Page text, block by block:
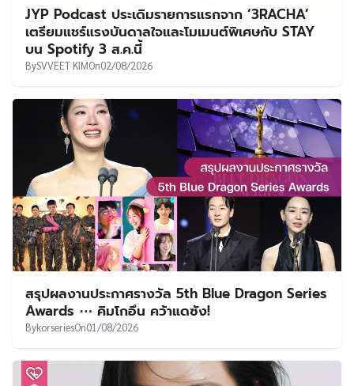
JYP Podcast ประเดิมรายการแรกจาก ‘3RACHA’
เตรียมแชร์แรงบันดาลใจและโมเมนต์พิเศษกับ STAY
บน Spotify 3 ส.ค.นี้
BySVVEET KIMOn02/08/2026
สรุปผลงานประกาศรางวัล 5th Blue Dragon Series
Awards ⋯ คิมโกอึน คว้าแดซัง!
BykorseriesOn01/08/2026